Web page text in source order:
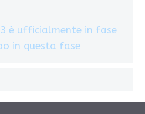
è ufficialmente in fase
in questa fase